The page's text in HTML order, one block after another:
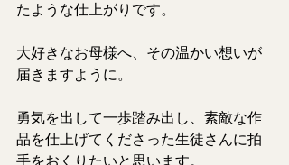
たような仕上がりです。
大好きなお母様へ、その温かい想いが
届きますように。
勇気を出して一歩踏み出し、素敵な作
品を仕上げてくださった生徒さんに拍
手をおくりたいと思います。